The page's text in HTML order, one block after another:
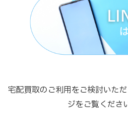
宅配買取のご利用をご検討いた
ジをご覧くださ